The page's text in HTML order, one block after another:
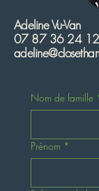
Adeline Vu-Van
07 87 36 24 12
Nom de famille
Prénom *